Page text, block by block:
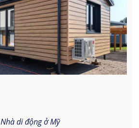
Nhà di động ở Mỹ